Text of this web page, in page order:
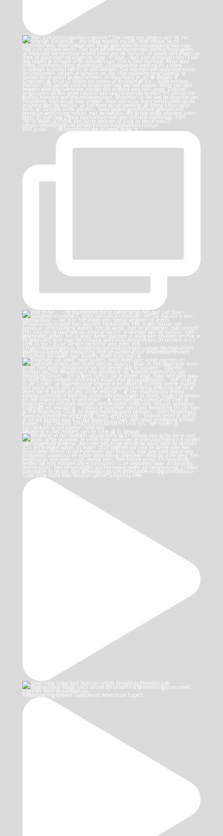
Wist je dat… …de brandnetel die je overal langs h
Misschien wil vaker naar buiten, meer leren over w
Afkoeling in het midden van de hitte 😀 Er bestaat
Good tribe Good food Natural rythm Simplicity Free
Redescovering oneself Goodplanet Adventure Expedi